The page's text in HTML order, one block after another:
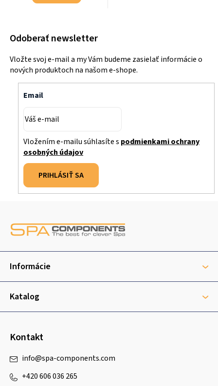
Odoberať newsletter
Vložte svoj e-mail a my Vám budeme zasielať informácie o
nových produktoch na našom e-shope.
Email
Vložením e-mailu súhlasíte s podmienkami ochrany
osobných údajov
PRIHLÁSIŤ SA
ä
i
Informácie
Katalog
Kontakt
info@spa-components.com
+420 606 036 265